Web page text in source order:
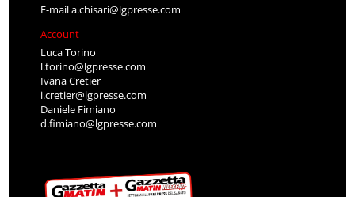
E-maila.chisari@lgpresse.com
Account
Luca Torino
l.torino@lgpresse.com
Ivana Cretier
i.cretier@lgpresse.com
Daniele Fimiano
d.fimiano@lgpresse.com